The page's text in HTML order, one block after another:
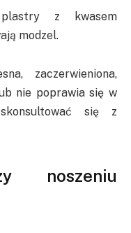
z kwasem
modzel.
zaczerwieniona,
nie poprawia się w
się z
noszeniu